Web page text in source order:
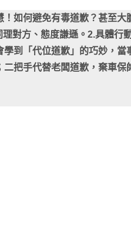
如何避免有毒道歉？甚至大
對方、態度謙遜。2.具體行
學到「代位道歉」的巧妙，當
把手代替老闆道歉，棄車保